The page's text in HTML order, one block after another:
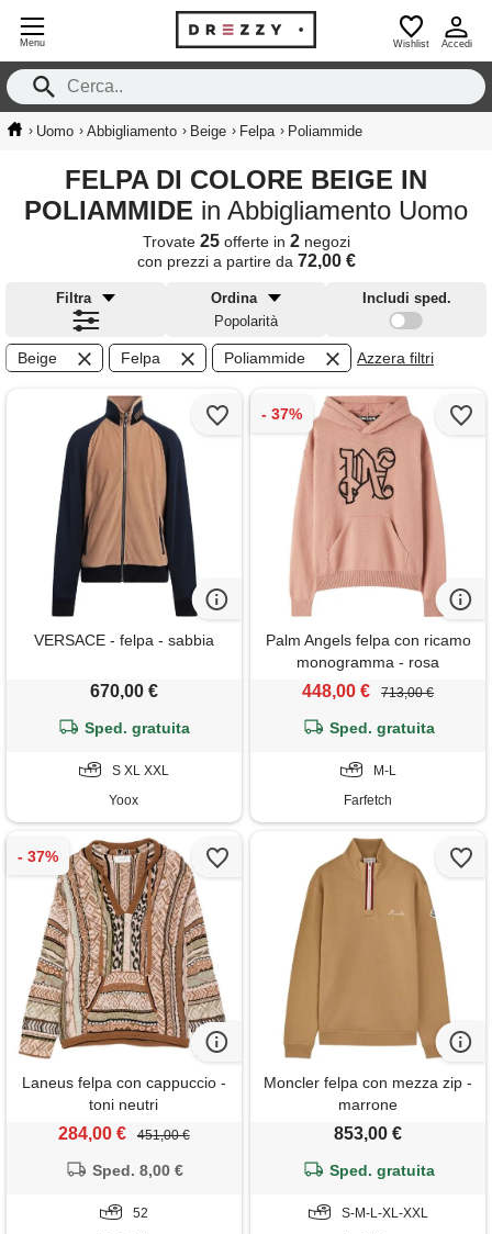
Menu Wishlist Accedi
› Uomo › Abbigliamento › Beige › Felpa › Poliammide
FELPA DI COLORE BEIGE IN
POLIAMMIDE in Abbigliamento Uomo
Trovate 25offerte in 2negozi
con prezzi a partire da 72,00 €
Filtra
Ordina
Popolarità
Includi sped.
Beige Felpa Poliammide Azzera filtri
VERSACE - felpa - sabbia
670,00 €
Sped. gratuita
S XL XXL
Yoox
Palm Angels felpa con ricamo
monogramma - rosa
448,00 € 713,00 €
Sped. gratuita
M-L
Farfetch
Laneus felpa con cappuccio -
toni neutri
284,00 € 451,00 €
Sped. 8,00 €
52
Moncler felpa con mezza zip -
marrone
853,00 €
Sped. gratuita
S-M-L-XL-XXL